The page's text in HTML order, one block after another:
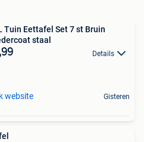
Tuin Eettafel Set 7 st Bruin
staal
Details
website Gisteren